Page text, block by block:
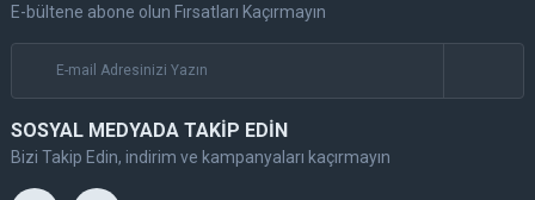
E-bültene abone olun Fırsatları Kaçırmayın
SOSYAL MEDYADA TAKİP EDİN
Bizi Takip Edin, indirim ve kampanyaları kaçırmayın